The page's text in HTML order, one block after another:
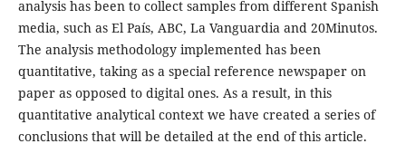
analysis has been to collect samples from different Spanish
media, such as El País, ABC, La Vanguardia and 20Minutos.
The analysis methodology implemented has been
quantitative, taking as a special reference newspaper on
paper as opposed to digital ones. As a result, in this
quantitative analytical context we have created a series of
conclusions that will be detailed at the end of this article.